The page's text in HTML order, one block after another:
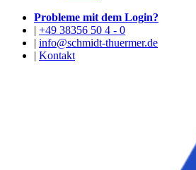
Probleme mit dem Login?
| +49 38356 50 4 - 0
| info@schmidt-thuermer.de
| Kontakt